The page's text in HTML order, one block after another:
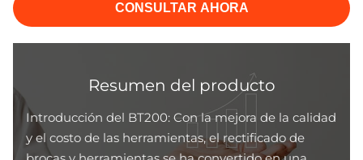
CONSULTAR AHORA
Resumen del producto
Introducción del BT200: Con la mejora de la calidad
y el costo de las herramientas, el rectificado de